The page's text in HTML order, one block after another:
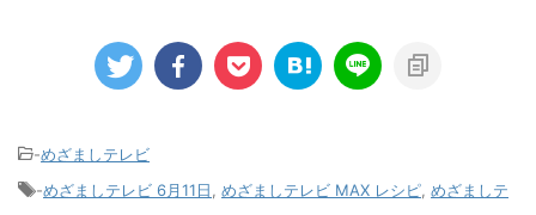
-めざましテレビ
-めざましテレビ 6月11日 めざましテレビ MAX レシピ めざましテ